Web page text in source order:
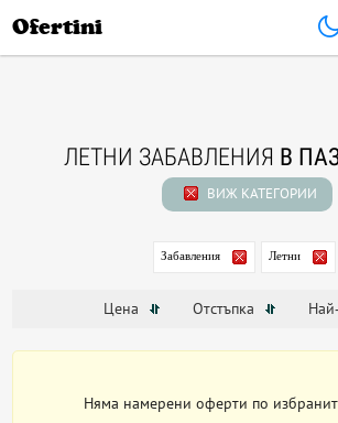
Ofertini
ЛЕТНИ ЗАБАВЛЕНИЯ В
ВИЖ КАТЕГОРИИ
Забавления Летни
Цена Отстъпка
Няма намерени оферти по